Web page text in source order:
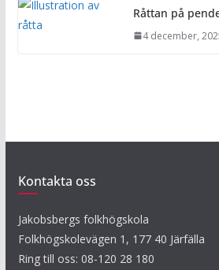
Råttan på
4 december,
Kontakta oss
Jakobsbergs folkhögskola
Folkhögskolevägen 1, 177 40 Järfälla
Ring till oss: 08-120 28 180